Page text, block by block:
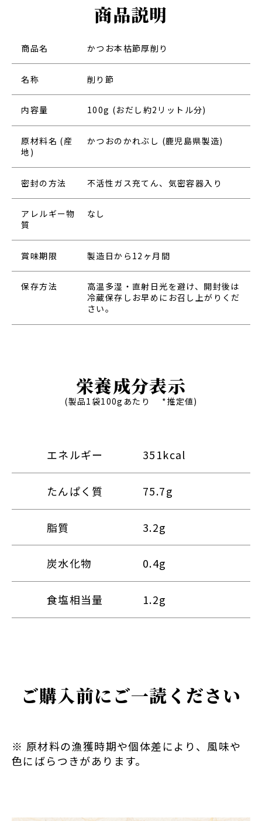
商品説明
商品名 かつお本枯節厚削り
名称 削り節
内容量 100g (おだし約2リットル分)
原材料名 (産
地)
かつおのかれぶし (鹿児島県製造)
密封の方法 不活性ガス充てん、気密容器入り
アレルギー物
質
なし
賞味期限 製造日から12ヶ月間
保存方法
高温多湿・直射日光を避け、開封後は
冷蔵保存しお早めにお召し上がりくだ
さい。
栄養成分表示
(製品1袋100gあたり *推定値)
エネルギー 351kcal
たんぱく質 75.7g
脂質 3.2g
炭水化物 0.4g
食塩相当量 1.2g
ご購入前にご一読ください
※ 原材料の漁獲時期や個体差により、風味や
色にばらつきがあります。